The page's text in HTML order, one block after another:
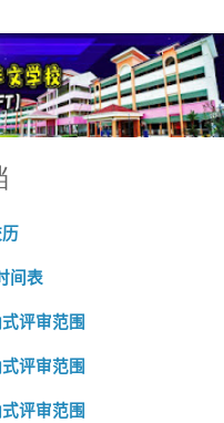
间表
评审范围
评审范围
评审范围